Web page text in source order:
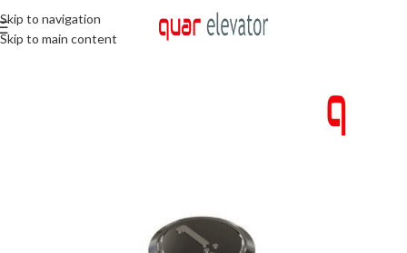
Skip to navigation
Skip to main content